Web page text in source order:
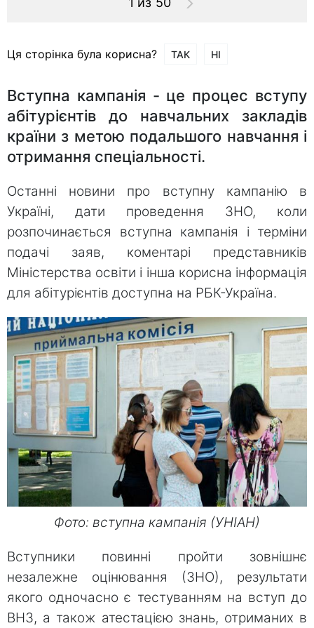
Ця сторінка була корисна? ТАК НІ
Вступна кампанія - це процес вступу
абітурієнтів до навчальних закладів
країни з метою подальшого навчання і
отримання спеціальності.
Останні новини про вступну кампанію в
Україні, дати проведення ЗНО, коли
розпочинається вступна кампанія і терміни
подачі заяв, коментарі представників
Міністерства освіти і інша корисна інформація
для абітурієнтів доступна на РБК-Україна.
Фото: вступна кампанія (УНІАН)
Вступники повинні пройти зовнішнє
незалежне оцінювання (ЗНО), результати
якого одночасно є тестуванням на вступ до
ВНЗ, а також атестацією знань, отриманих в